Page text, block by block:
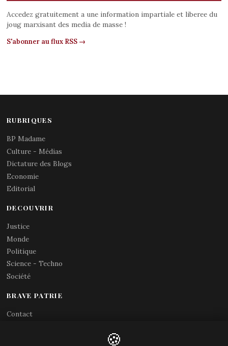
Accedez gratuitement a une information impartiale et liberee du
joug marxisant des media de masse !
S'abonner au flux RSS →
RUBRIQUES
BP Madame
Culture - Médias
Dictature des Blogs
Economie
Editorial
DECOUVRIR
Justice
Monde
Politique
Science - Techno
Société
BRAVE PATRIE
Contact
🍪